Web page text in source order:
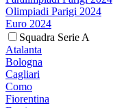
Olimpiadi Parigi 2024
Euro 2024
Squadra Serie A
Atalanta
Bologna
Cagliari
Como
Fiorentina